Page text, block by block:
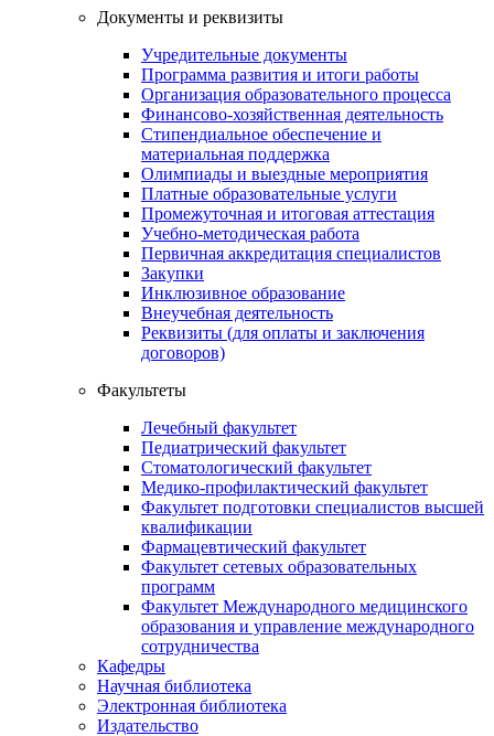
Документы и реквизиты
Учредительные документы
Программа развития и итоги работы
Организация образовательного процесса
Финансово-хозяйственная деятельность
Стипендиальное обеспечение и
материальная поддержка
Олимпиады и выездные мероприятия
Платные образовательные услуги
Промежуточная и итоговая аттестация
Учебно-методическая работа
Первичная аккредитация специалистов
Закупки
Инклюзивное образование
Внеучебная деятельность
Реквизиты (для оплаты и заключения
договоров)
Факультеты
Лечебный факультет
Педиатрический факультет
Стоматологический факультет
Медико-профилактический факультет
Факультет подготовки специалистов высшей
квалификации
Фармацевтический факультет
Факультет сетевых образовательных
программ
Факультет Международного медицинского
образования и управление международного
сотрудничества
Кафедры
Научная библиотека
Электронная библиотека
Издательство